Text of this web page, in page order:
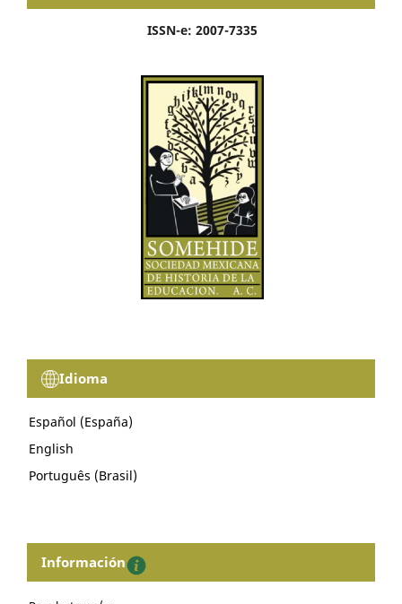
ISSN-e: 2007-7335
Idioma
Español (España)
English
Português (Brasil)
Información